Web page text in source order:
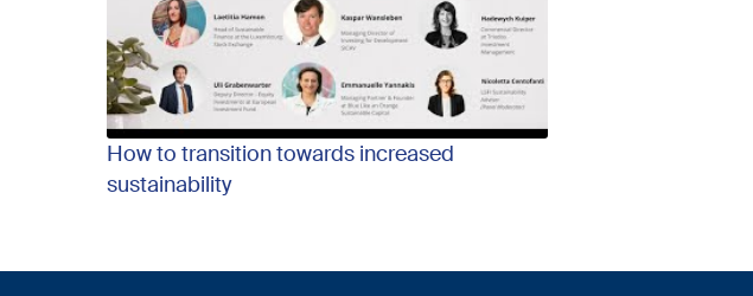
How to transition towards increased
sustainability